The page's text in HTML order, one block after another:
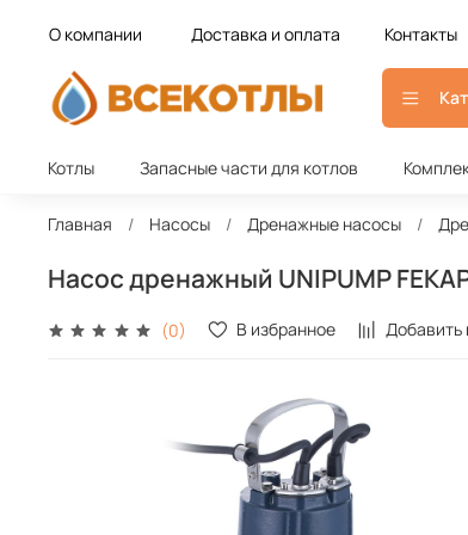
О компании Доставка и оплата Контакты
Котлы Запасные части для котлов
Главная Насосы Дренажные насосы
Насос дренажный UNIPUMP
(0) В избранное Добавить